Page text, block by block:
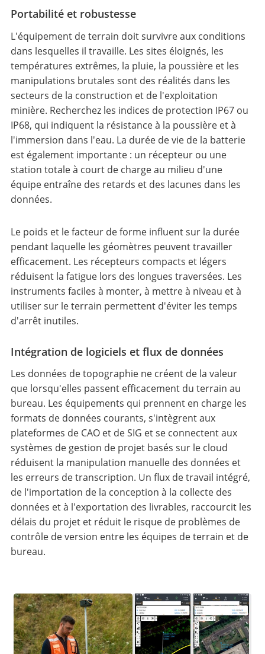
Portabilité et robustesse
L'équipement de terrain doit survivre aux conditions
dans lesquelles il travaille. Les sites éloignés, les
températures extrêmes, la pluie, la poussière et les
manipulations brutales sont des réalités dans les
secteurs de la construction et de l'exploitation
minière. Recherchez les indices de protection IP67 ou
IP68, qui indiquent la résistance à la poussière et à
l'immersion dans l'eau. La durée de vie de la batterie
est également importante : un récepteur ou une
station totale à court de charge au milieu d'une
équipe entraîne des retards et des lacunes dans les
données.
Le poids et le facteur de forme influent sur la durée
pendant laquelle les géomètres peuvent travailler
efficacement. Les récepteurs compacts et légers
réduisent la fatigue lors des longues traversées. Les
instruments faciles à monter, à mettre à niveau et à
utiliser sur le terrain permettent d'éviter les temps
d'arrêt inutiles.
Intégration de logiciels et flux de données
Les données de topographie ne créent de la valeur
que lorsqu'elles passent efficacement du terrain au
bureau. Les équipements qui prennent en charge les
formats de données courants, s'intègrent aux
plateformes de CAO et de SIG et se connectent aux
systèmes de gestion de projet basés sur le cloud
réduisent la manipulation manuelle des données et
les erreurs de transcription. Un flux de travail intégré,
de l'importation de la conception à la collecte des
données et à l'exportation des livrables, raccourcit les
délais du projet et réduit le risque de problèmes de
contrôle de version entre les équipes de terrain et de
bureau.